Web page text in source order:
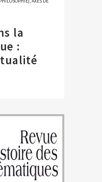
la
: